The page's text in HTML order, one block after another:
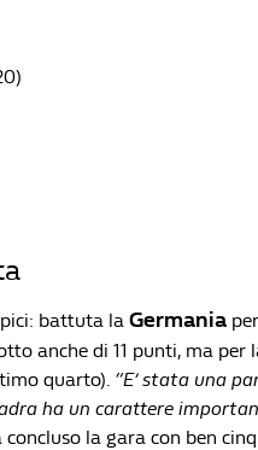
battuta la Germania
anche di 11 punti, ma per
quarto). “E’ stata una
ha un carattere
la gara con ben